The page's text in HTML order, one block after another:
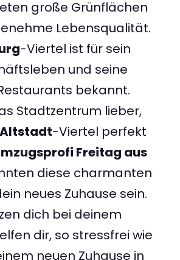
große Grünflächen
Lebensqualität.
-Viertel ist für sein
und seine
bekannt.
Stadtzentrum lieber,
Altstadt-Viertel perfekt
Freitag aus
diese charmanten
neues Zuhause sein.
dich bei deinem
dir, so stressfrei wie
neuen Zuhause in